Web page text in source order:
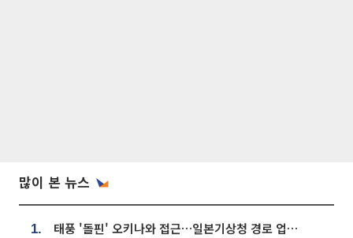
많이 본 뉴스
1. 태풍 '돌핀' 오키나와 접근…일본기상청 경로 업데이트